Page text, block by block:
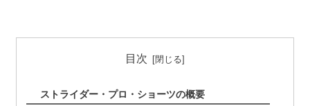
目次
ストライダー・プロ・ショーツの概要